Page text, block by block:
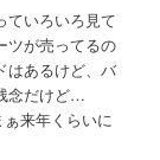
ていろいろ見て
ツが売ってるの
あるけど、バ
念だけど…
来年くらいに